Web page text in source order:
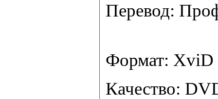
Перевод:
Формат: XviD
Качество: